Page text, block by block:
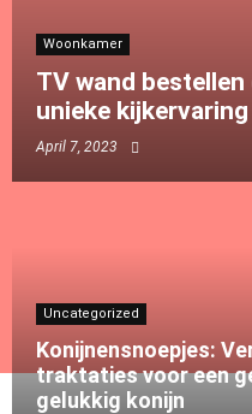
Woonkamer
TV wand
unieke kijkervaring
April 7, 2023
Uncategorized
Konijnensnoepjes:
traktaties voor een
gelukkig konijn